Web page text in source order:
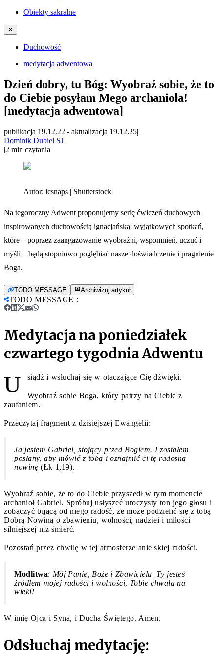
Obiekty sakralne
✕
Duchowość
medytacja adwentowa
Dzień dobry, tu Bóg: Wyobraź sobie, że to
do Ciebie posyłam Mego archanioła!
[medytacja adwentowa]
publikacja 19.12.22 - aktualizacja 19.12.25|
Dominik Dubiel SJ
|2 min czytania
Autor: icsnaps | Shutterstock
Na tegoroczny Adwent proponujemy serię ćwiczeń duchowych
inspirowanych duchowością ignacjańską; wyjątkowych spotkań,
które – poprzez zaangażowanie wyobraźni, wspomnień, uczuć i
myśli – będą stopniowo pogłębiać nasze doświadczenie i pragnienie
Boga.
TODO MESSAGE Archiwizuj artykuł
TODO MESSAGE :
Medytacja na poniedziałek
czwartego tygodnia Adwentu
U siądź i wsłuchaj się w otaczające Cię dźwięki.
Wyobraź sobie Boga, który patrzy na Ciebie z
zaufaniem.
Przeczytaj fragment z dzisiejszej Ewangelii:
Ja jestem Gabriel, stojący przed Bogiem. I zostałem
posłany, aby mówić z tobą i oznajmić ci tę radosną
nowinę (Łk 1,19).
Wyobraź sobie, że to do Ciebie przyszedł w tym momencie
archanioł Gabriel. Spróbuj usłyszeć uroczysty ton jego głosu i
zobaczyć bijącą od niego radość, że może podzielić się z tobą
Dobrą Nowiną o zbawieniu, wolności, nadziei i miłości
silniejszej niż śmierć.
Pozostań przez chwilę w tej atmosferze anielskiej radości.
Modlitwa: Mój Panie, Boże i Zbawicielu, Ty jesteś
źródłem mojej radości i wolności, Tobie chwała na
wieki!
W imię Ojca i Syna, i Ducha Świętego. Amen.
Odsłuchaj medytację: